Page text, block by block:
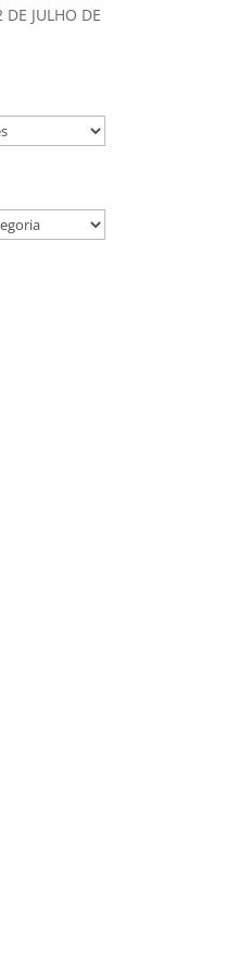
JULHO DE